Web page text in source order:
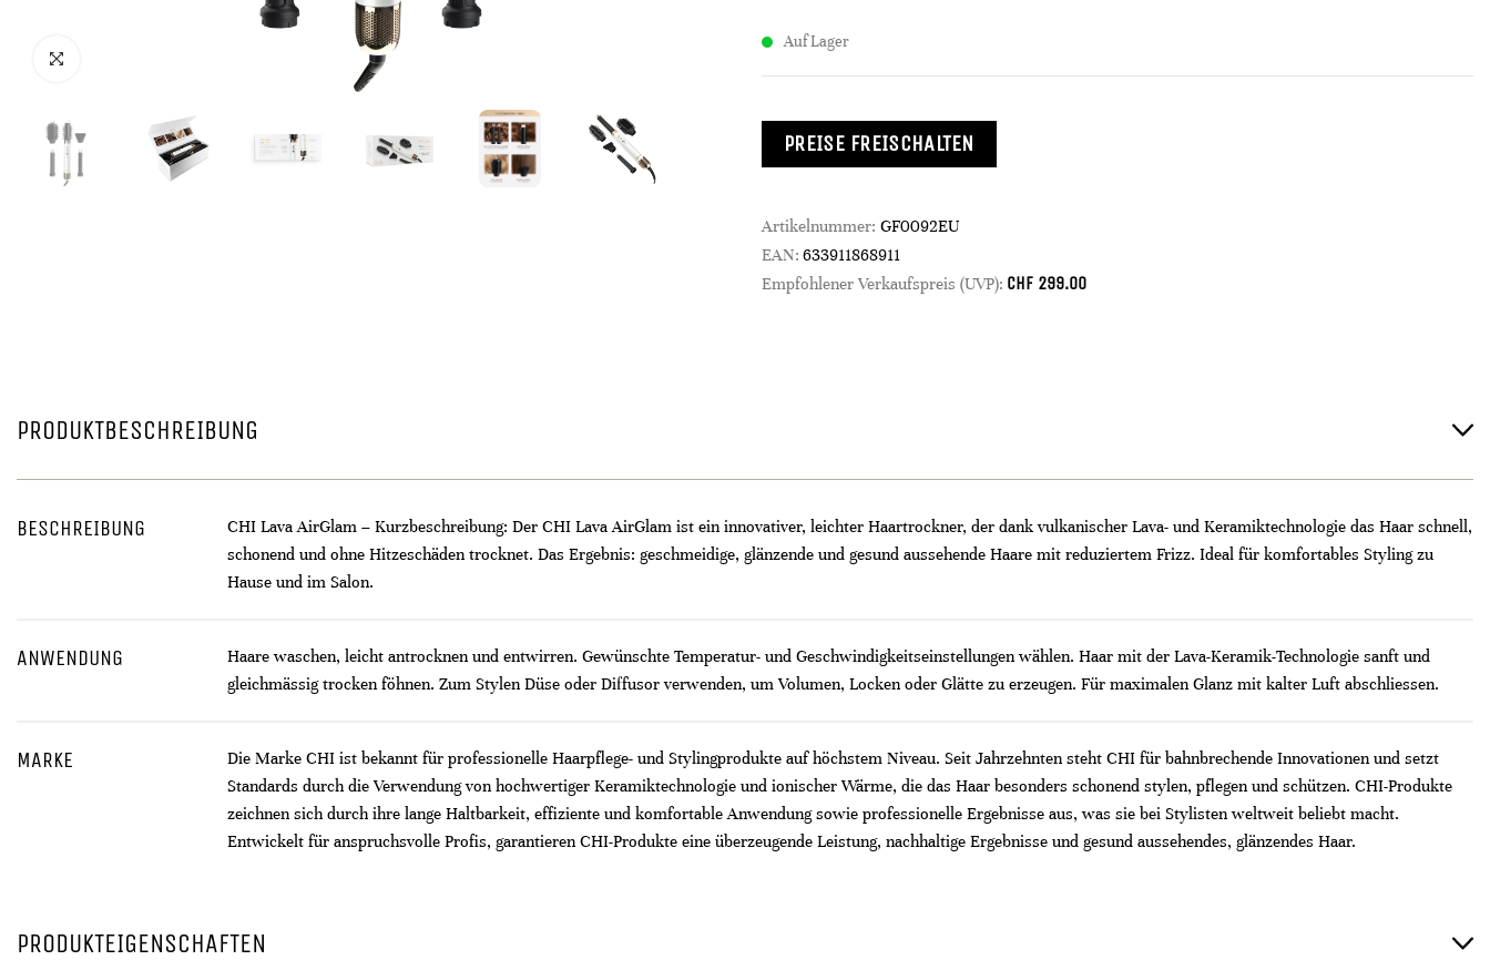
Auf Lager
PREISE FREISCHALTEN
Artikelnummer: GF0092EU
EAN: 633911868911
Empfohlener Verkaufspreis (UVP): CHF 299.00
PRODUKTBESCHREIBUNG
BESCHREIBUNG
CHI Lava AirGlam – Kurzbeschreibung: Der CHI Lava AirGlam ist ein innovativer, leichter Haartrockner, der dank vulkanischer Lava- und Keramiktechnologie das Haar schnell,
schonend und ohne Hitzeschäden trocknet. Das Ergebnis: geschmeidige, glänzende und gesund aussehende Haare mit reduziertem Frizz. Ideal für komfortables Styling zu
Hause und im Salon.
ANWENDUNG
Haare waschen, leicht antrocknen und entwirren. Gewünschte Temperatur- und Geschwindigkeitseinstellungen wählen. Haar mit der Lava-Keramik-Technologie sanft und
gleichmässig trocken föhnen. Zum Stylen Düse oder Diffusor verwenden, um Volumen, Locken oder Glätte zu erzeugen. Für maximalen Glanz mit kalter Luft abschliessen.
MARKE
Die Marke CHI ist bekannt für professionelle Haarpflege- und Stylingprodukte auf höchstem Niveau. Seit Jahrzehnten steht CHI für bahnbrechende Innovationen und setzt
Standards durch die Verwendung von hochwertiger Keramiktechnologie und ionischer Wärme, die das Haar besonders schonend stylen, pflegen und schützen. CHI-Produkte
zeichnen sich durch ihre lange Haltbarkeit, effiziente und komfortable Anwendung sowie professionelle Ergebnisse aus, was sie bei Stylisten weltweit beliebt macht.
Entwickelt für anspruchsvolle Profis, garantieren CHI-Produkte eine überzeugende Leistung, nachhaltige Ergebnisse und gesund aussehendes, glänzendes Haar.
PRODUKTEIGENSCHAFTEN